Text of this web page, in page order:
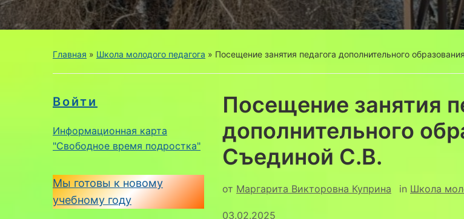
Главная » Школа молодого педагога » Посещение занятия педагога дополнительного
Войти
Информационная карта
"Свободное время подростка"
Мы готовы к новому
учебному году
Посещение занятия
дополнительного
Съединой С.В.
от Маргарита Викторовна Куприна in Школа
03.02.2025